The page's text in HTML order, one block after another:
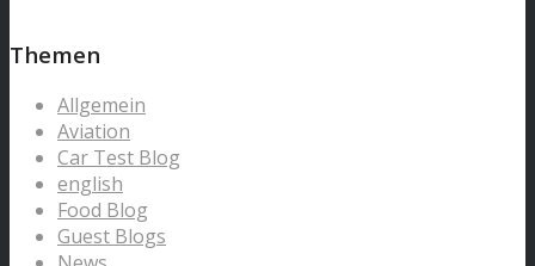
Themen
Allgemein
Aviation
Car Test Blog
english
Food Blog
Guest Blogs